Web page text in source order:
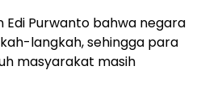
Edi Purwanto bahwa negara
langkah, sehingga para
masyarakat masih